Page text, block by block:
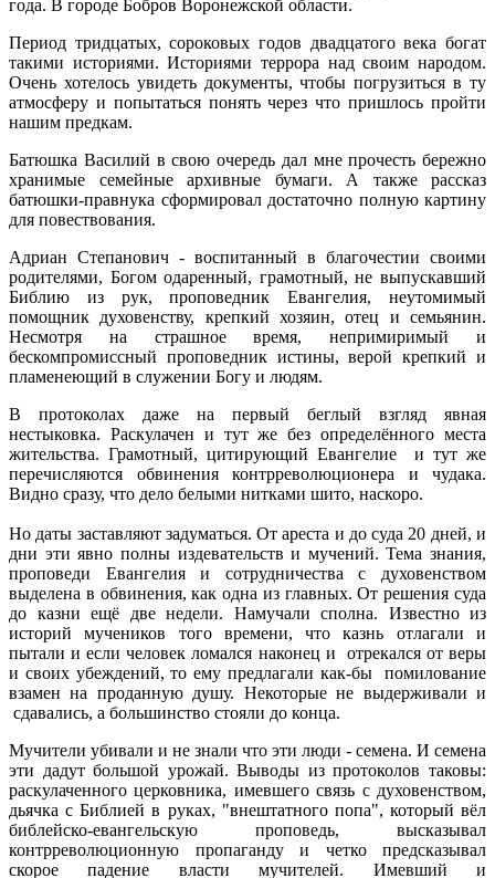
года. В городе Бобров Воронежской области.
Период тридцатых, сороковых годов двадцатого века богат
такими историями. Историями террора над своим народом.
Очень хотелось увидеть документы, чтобы погрузиться в ту
атмосферу и попытаться понять через что пришлось пройти
нашим предкам.
Батюшка Василий в свою очередь дал мне прочесть бережно
хранимые семейные архивные бумаги. А также рассказ
батюшки-правнука сформировал достаточно полную картину
для повествования.
Адриан Степанович - воспитанный в благочестии своими
родителями, Богом одаренный, грамотный, не выпускавший
Библию из рук, проповедник Евангелия, неутомимый
помощник духовенству, крепкий хозяин, отец и семьянин.
Несмотря на страшное время, непримиримый и
бескомпромиссный проповедник истины, верой крепкий и
пламенеющий в служении Богу и людям.
В протоколах даже на первый беглый взгляд явная
нестыковка. Раскулачен и тут же без определённого места
жительства. Грамотный, цитирующий Евангелие и тут же
перечисляются обвинения контрреволюционера и чудака.
Видно сразу, что дело белыми нитками шито, наскоро.
Но даты заставляют задуматься. От ареста и до суда 20 дней, и
дни эти явно полны издевательств и мучений. Тема знания,
проповеди Евангелия и сотрудничества с духовенством
выделена в обвинения, как одна из главных. От решения суда
до казни ещё две недели. Намучали сполна. Известно из
историй мучеников того времени, что казнь отлагали и
пытали и если человек ломался наконец и отрекался от веры
и своих убеждений, то ему предлагали как-бы помилование
взамен на проданную душу. Некоторые не выдерживали и
сдавались, а большинство стояли до конца.
Мучители убивали и не знали что эти люди - семена. И семена
эти дадут большой урожай. Выводы из протоколов таковы:
раскулаченного церковника, имевшего связь с духовенством,
дьячка с Библией в руках, "внештатного попа", который вёл
библейско-евангельскую проповедь, высказывал
контрреволюционную пропаганду и четко предсказывал
скорое падение власти мучителей. Имевший и